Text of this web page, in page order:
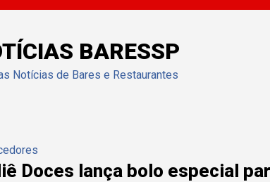
BARESSP
Notícias de Bares e Restaurantes
Doces lança bolo especial